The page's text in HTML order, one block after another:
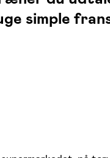
simple